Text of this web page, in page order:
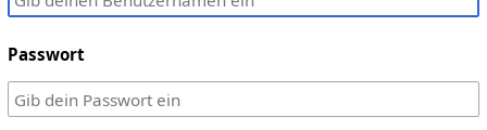
Passwort